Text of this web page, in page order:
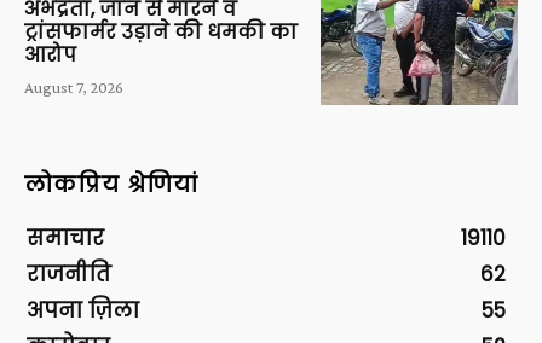
अभद्रता, जान से मारने व
ट्रांसफार्मर उड़ाने की धमकी का
आरोप
August 7, 2026
लोकप्रिय श्रेणियां
समाचार
19110
राजनीति
62
अपना ज़िला
55